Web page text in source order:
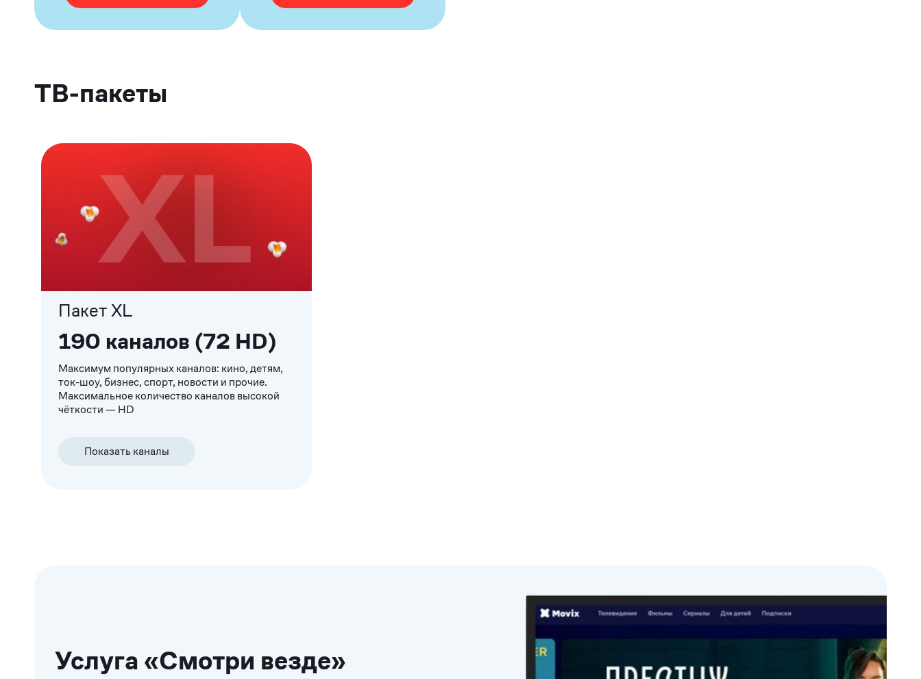
ТВ-пакеты
Пакет XL
190 каналов (72 HD)
Максимум популярных каналов: кино, детям,
ток-шоу, бизнес, спорт, новости и прочие.
Максимальное количество каналов высокой
чёткости — HD
Показать каналы
Услуга «Смотри везде»